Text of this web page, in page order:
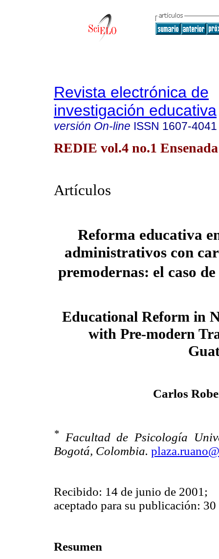
Revista electrónica de
investigación educativa
versión On-line ISSN 1607-4041
REDIE vol.4 no.1
Artículos
Reforma educativa
administrativos con
premodernas: el caso
Educational Reform in
with Pre-modern
Carlos
*
Facultad de Psicología
Bogotá, Colombia.
Recibido: 14 de junio de 2001;
aceptado para su publicación:
Resumen